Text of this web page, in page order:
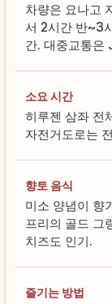
차량은 요나고
서 2시간 반~3
간. 대중교통은
소요 시간
히루젠 삼좌 전
자전거도로는
향토 음식
미소 양념이 향
프리의 골드 그
치즈도 인기.
즐기는 방법